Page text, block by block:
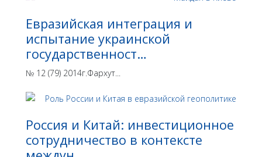
Евразийская интеграция и
испытание украинской
государственност…
№ 12 (79) 2014г.Фархут...
Россия и Китай: инвестиционное
сотрудничество в контексте